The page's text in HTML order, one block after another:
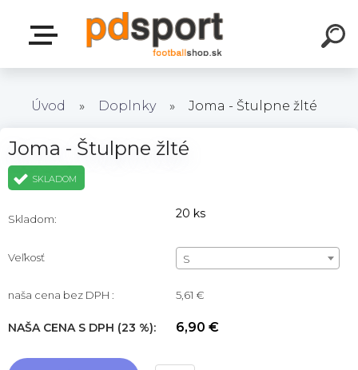
Úvod » Doplnky » Joma - Štulpne žlté
Joma - Štulpne žlté
SKLADOM
Skladom: 20 ks
Veľkosť S
naša cena bez DPH : 5,61 €
NAŠA CENA S DPH (23 %): 6,90 €